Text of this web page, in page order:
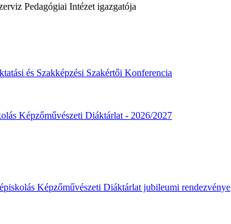
Pedagógiai Intézet igazgatója
és Szakképzési Szakértői Konferencia
Képzőművészeti Diáktárlat - 2026/2027
Képzőművészeti Diáktárlat jubileumi rendezvénye